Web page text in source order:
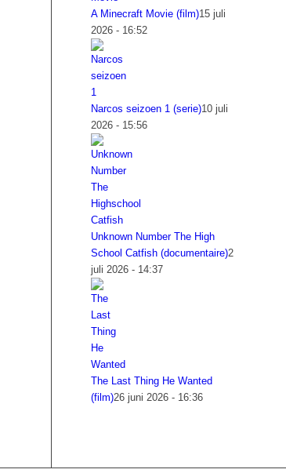
A Minecraft Movie (film)15 juli
2026 - 16:52
Narcos seizoen 1 (serie)10 juli
2026 - 15:56
Unknown Number The High
School Catfish (documentaire)2
juli 2026 - 14:37
The Last Thing He Wanted
(film)26 juni 2026 - 16:36